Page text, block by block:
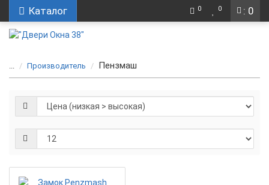
: 0
Каталог 0 0
... Производитель Пензмаш